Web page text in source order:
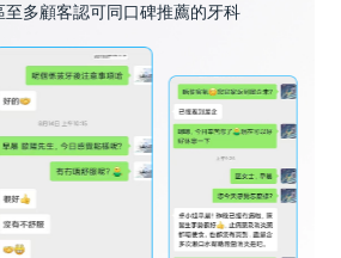
至多顧客認可同口碑推薦的牙科